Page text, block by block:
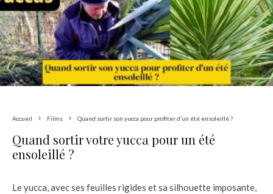
Accueil Films Quand sortir son yucca pour profiter d’un été ensoleillé ?
Quand sortir votre yucca pour un été
ensoleillé ?
Le yucca, avec ses feuilles rigides et sa silhouette imposante,